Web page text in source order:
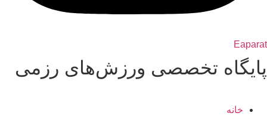
Eaparat
پایگاه تخصصی ورزش‌های رزمی
خانه